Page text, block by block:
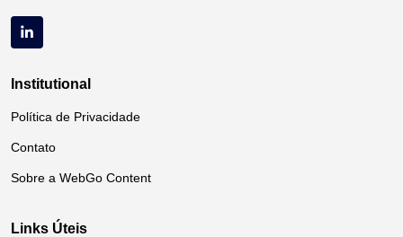
Institutional
Política de Privacidade
Contato
Sobre a WebGo Content
Links Úteis